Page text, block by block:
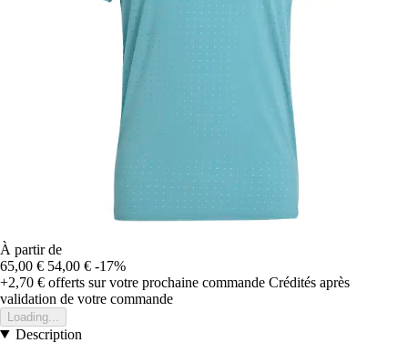
À partir de
65,00 € 54,00 € -17%
+2,70 € offerts sur votre prochaine commande Crédités après
validation de votre commande
Loading...
Description